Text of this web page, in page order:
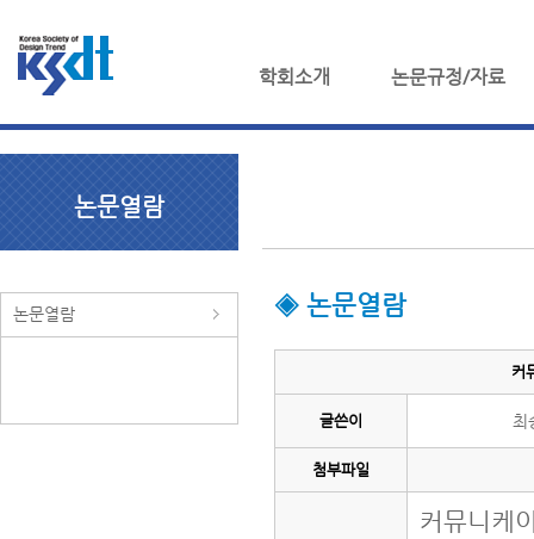
학회소개 논문규정/자료
논문열람
논문열람 ◈ 논문열람
커
글쓴이 최
첨부파일
커뮤니케